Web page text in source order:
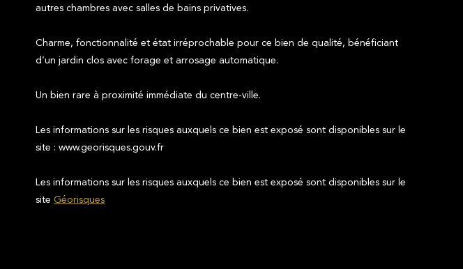
autres chambres avec salles de bains privatives.
Charme, fonctionnalité et état irréprochable pour ce bien de qualité, bénéficiant
d’un jardin clos avec forage et arrosage automatique.
Un bien rare à proximité immédiate du centre-ville.
Les informations sur les risques auxquels ce bien est exposé sont disponibles sur le
site : www.georisques.gouv.fr
Les informations sur les risques auxquels ce bien est exposé sont disponibles sur le
site Géorisques